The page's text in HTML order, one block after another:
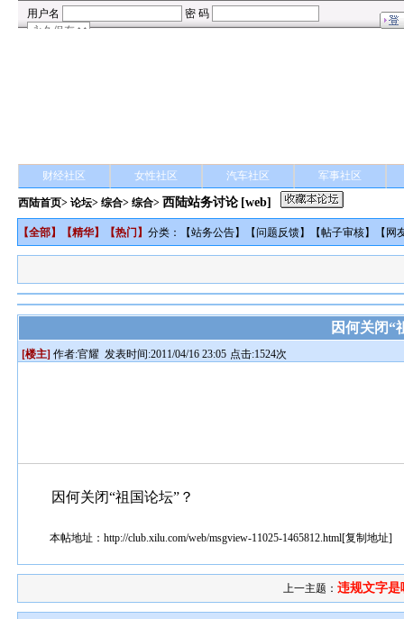
财经社区 女性社区 汽车社区 军事社区
西陆首页>论坛>综合> 综合> 西陆站务讨论 [web]
【全部】【精华】【热门 】分类：【站务公告】【问题反馈】【帖子审核】【 网
因何关闭“
[楼主] 作者:官耀 发表时间:2011/04/16 23:05 点击:1524次
因何关闭“祖国论坛”？
本帖地址：http://club.xilu.com/web/msgview-11025-1465812.html[复制地址]
上一主题： 违规文字是